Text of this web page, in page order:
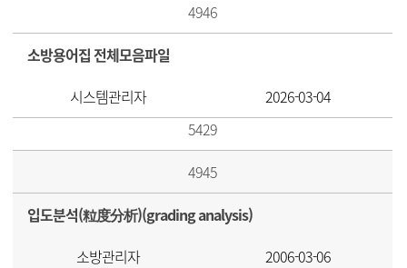
4946
소방용어집 전체모음파일
시스템관리자
2026-03-04
5429
4945
입도분석(粒度分析)(grading analysis)
소방관리자
2006-03-06